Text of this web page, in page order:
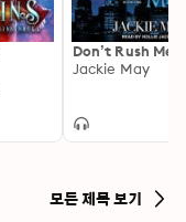
Don’t Rush Me
Jackie May
모든 제목 보기